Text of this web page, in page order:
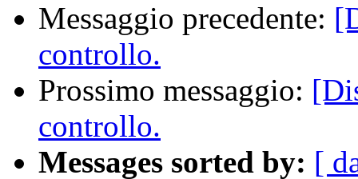
Messaggio precedente:
controllo.
Prossimo messaggio:
controllo.
Messages sorted by: [